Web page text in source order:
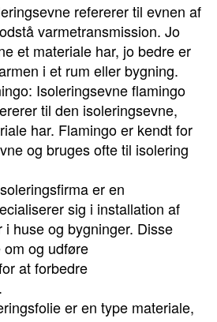
refererer til evnen af
varmetransmission. Jo
et materiale har, jo bedre er
i et rum eller bygning.
Isoleringsevne flamingo
til den isoleringsevne,
har. Flamingo er kendt for
og bruges ofte til isolering
er en
sig i installation af
huse og bygninger. Disse
og udføre
at forbedre
er en type materiale,